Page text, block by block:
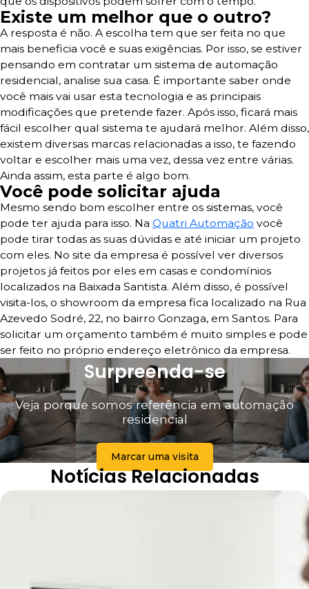
Existe um melhor que o outro?
A resposta é não. A escolha tem que ser feita no que
mais beneficia você e suas exigências. Por isso, se estiver
pensando em contratar um sistema de automação
residencial, analise sua casa. É importante saber onde
você mais vai usar esta tecnologia e as principais
modificações que pretende fazer. Após isso, ficará mais
fácil escolher qual sistema te ajudará melhor. Além disso,
existem diversas marcas relacionadas a isso, te fazendo
voltar e escolher mais uma vez, dessa vez entre várias.
Ainda assim, esta parte é algo bom.
Você pode solicitar ajuda
Mesmo sendo bom escolher entre os sistemas, você
pode ter ajuda para isso. Na Quatri Automação você
pode tirar todas as suas dúvidas e até iniciar um projeto
com eles. No site da empresa é possível ver diversos
projetos já feitos por eles em casas e condomínios
localizados na Baixada Santista. Além disso, é possível
visita-los, o showroom da empresa fica localizado na Rua
Azevedo Sodré, 22, no bairro Gonzaga, em Santos. Para
solicitar um orçamento também é muito simples e pode
ser feito no próprio endereço eletrônico da empresa.
Surpreenda-se
Veja porque somos referência em automação
residencial
Marcar uma visita
Notícias Relacionadas